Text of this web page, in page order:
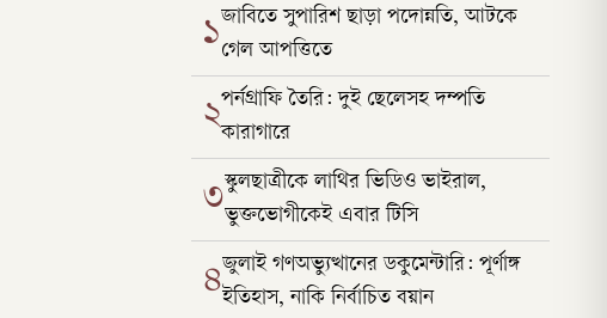
১জাবিতে সুপারিশ ছাড়া পদোন্নতি, আটকে
গেল আপত্তিতে
২পর্নগ্রাফি তৈরি: দুই ছেলেসহ দম্পতি
কারাগারে
৩স্কুলছাত্রীকে লাথির ভিডিও ভাইরাল,
ভুক্তভোগীকেই এবার টিসি
৪জুলাই গণঅভ্যুত্থানের ডকুমেন্টারি: পূর্ণাঙ্গ
ইতিহাস, নাকি নির্বাচিত বয়ান